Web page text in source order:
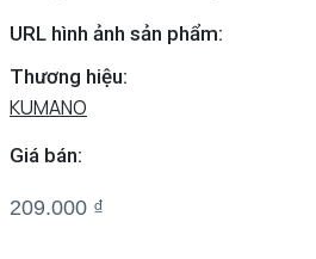
URL hình ảnh sản phẩm:
Thương hiệu:
KUMANO
Giá bán:
209.000 ₫